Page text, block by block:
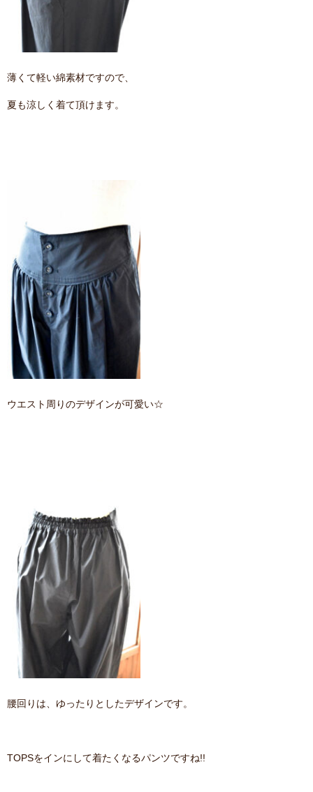
薄くて軽い綿素材ですので、
夏も涼しく着て頂けます。
ウエスト周りのデザインが可愛い☆
腰回りは、ゆったりとしたデザインです。
TOPSをインにして着たくなるパンツですね!!